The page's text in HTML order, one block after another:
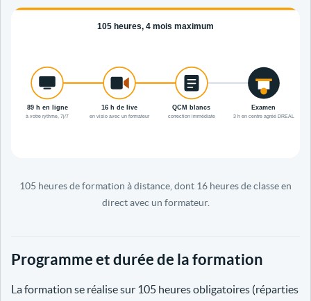
105 heures de formation à distance, dont 16 heures de classe en
direct avec un formateur.
Programme et durée de la formation
La formation se réalise sur 105 heures obligatoires (réparties